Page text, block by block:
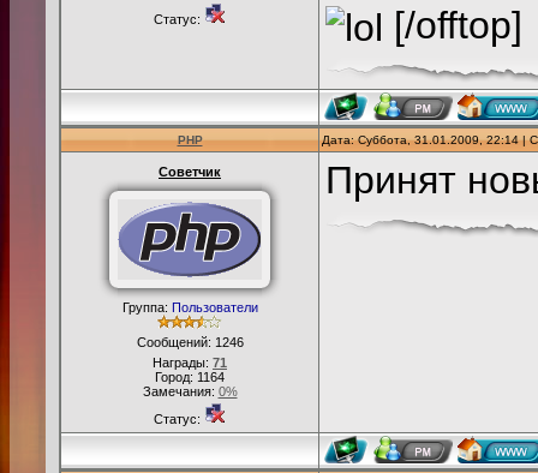
Статус:
[/offtop]
PHP Дата: Суббота, 31.01.2009, 22:14 |
Советчик
Группа: Пользователи
Сообщений: 1246
Награды: 71
Город: 1164
Замечания: 0%
Статус:
Принят